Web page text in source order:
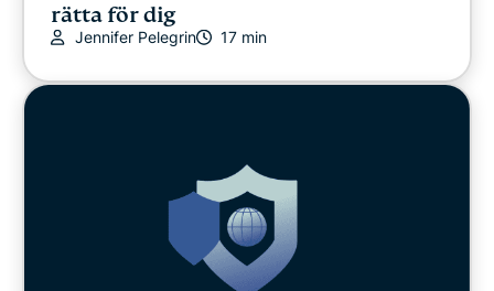
rätta för dig
Jennifer Pelegrin 17 min